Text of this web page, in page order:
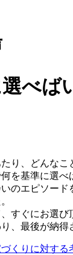
べば
り、どんなこ
を基準に選べ
のエピソード
すぐにお選
、最後が納得
くりに対する